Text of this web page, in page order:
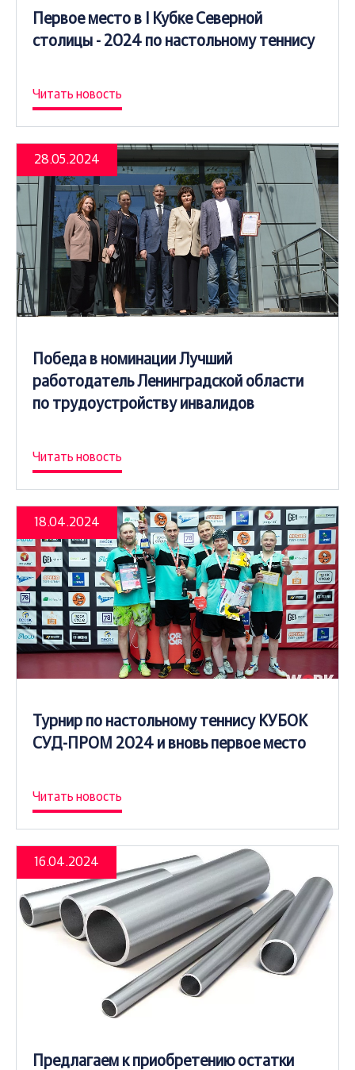
Первое место в I Кубке Северной
столицы - 2024 по настольному теннису
Читать новость
28.05.2024
Победа в номинации Лучший
работодатель Ленинградской области
по трудоустройству инвалидов
Читать новость
18.04.2024
Турнир по настольному теннису КУБОК
СУД-ПРОМ 2024 и вновь первое место
Читать новость
16.04.2024
Предлагаем к приобретению остатки